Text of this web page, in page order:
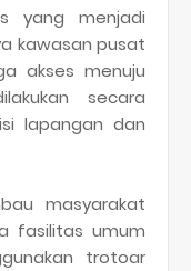
yang menjadi
kawasan pusat
akses menuju
secara
lapangan dan
masyarakat
fasilitas umum
trotoar